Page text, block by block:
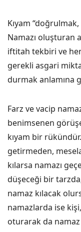
Kıyam
Namazı oluşturan
iftitah tekbiri ve her
gerekli asgari
durmak anlamına
Farz ve vacip
benimsenen
kıyam bir
getirmeden,
kılarsa namazı
düşeceği bir
namaz kılacak
namazlarda ise
oturarak da namaz